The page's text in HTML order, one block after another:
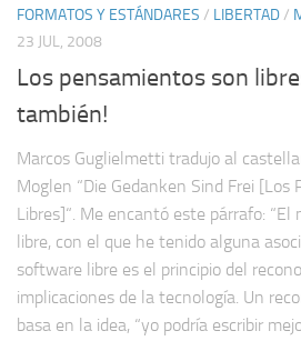
FORMATOS Y ESTÁNDARES / LIBERTAD/
23 JUL, 2008
Los pensamientos son
también!
Marcos Guglielmetti tradujo al
Moglen “Die Gedanken Sind Frei [Los
Libres]“. Me encantó este párrafo:
libre, con el que he tenido alguna
software libre es el principio del
implicaciones de la tecnología. Un
basa en la idea, “yo podría escribir